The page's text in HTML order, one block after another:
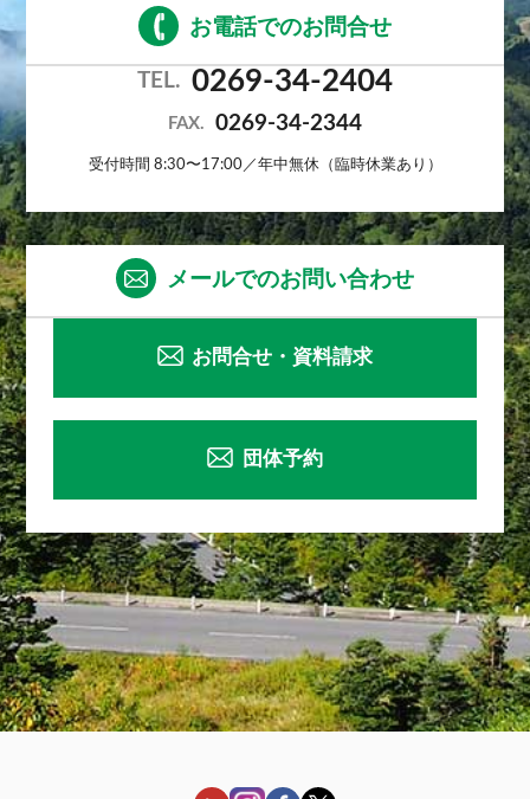
お電話でのお問合せ
TEL. 0269-34-2404
FAX. 0269-34-2344
受付時間 8:30〜17:00／年中無休（臨時休業あり）
メールでのお問い合わせ
お問合せ・資料請求
団体予約